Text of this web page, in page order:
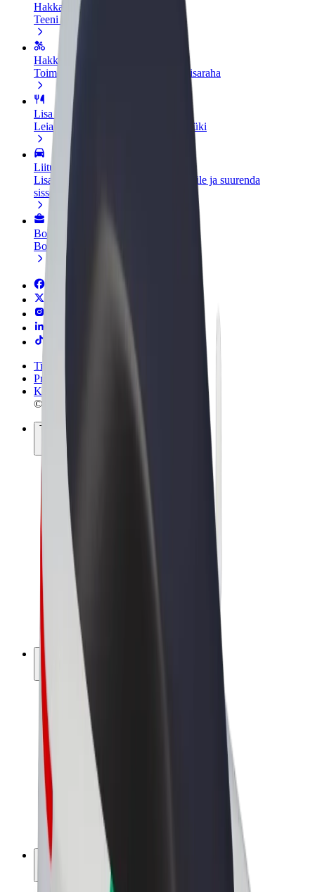
Hakka juhiks
Teeni siis, kui sulle sobib
Hakka kulleriks
Toimeta tellimused kohale ja teeni lisaraha
Lisa restoran või pood
Leia rohkem kliente ja suurenda müüki
Liitu sõidukipargi omanikuna
Lisa oma sõidukipark Bolti platvormile ja suurenda
sissetulekut
Bolt for Business
Bolti teenused sinu ettevõttele
Tingimused
Privaatsus
Küpsised
© 2026 Bolt Technology OÜ
Teenused
Sõidud
Tõukerattad
Bolt Market
Bolt Food
Bolt Drive
Bolt for Business
Elektrijalgrattad
Bolt Plus
Teeni Boltiga
Juhi sissetulek
Kullerid
Kulleri sissetulek
Bolt Food restoranidele ja poodidele
Sõidukipargid
Frantsiisid
Ettevõte